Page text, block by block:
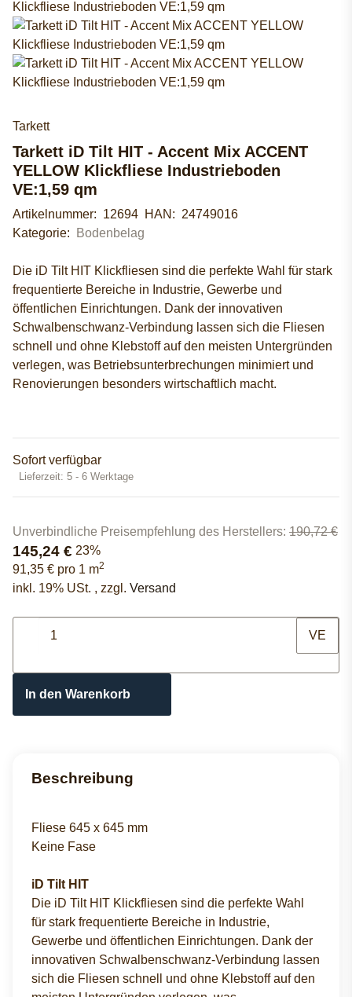
Tarkett
Tarkett iD Tilt HIT - Accent Mix ACCENT
YELLOW Klickfliese Industrieboden
VE:1,59 qm
Artikelnummer: 12694 HAN: 24749016
Kategorie:
Bodenbelag
Die iD Tilt HIT Klickfliesen sind die perfekte Wahl für stark
frequentierte Bereiche in Industrie, Gewerbe und
öffentlichen Einrichtungen. Dank der innovativen
Schwalbenschwanz-Verbindung lassen sich die Fliesen
schnell und ohne Klebstoff auf den meisten Untergründen
verlegen, was Betriebsunterbrechungen minimiert und
Renovierungen besonders wirtschaftlich macht.
Sofort verfügbar
Lieferzeit: 5 - 6 Werktage
Unverbindliche Preisempfehlung des Herstellers: 190,72 €
145,24 € 23%
91,35 € pro 1 m2
inkl. 19% USt. , zzgl. Versand
VE
In den Warenkorb
Beschreibung
Fliese 645 x 645 mm
Keine Fase
iD Tilt HIT
Die iD Tilt HIT Klickfliesen sind die perfekte Wahl
für stark frequentierte Bereiche in Industrie,
Gewerbe und öffentlichen Einrichtungen. Dank der
innovativen Schwalbenschwanz-Verbindung lassen
sich die Fliesen schnell und ohne Klebstoff auf den